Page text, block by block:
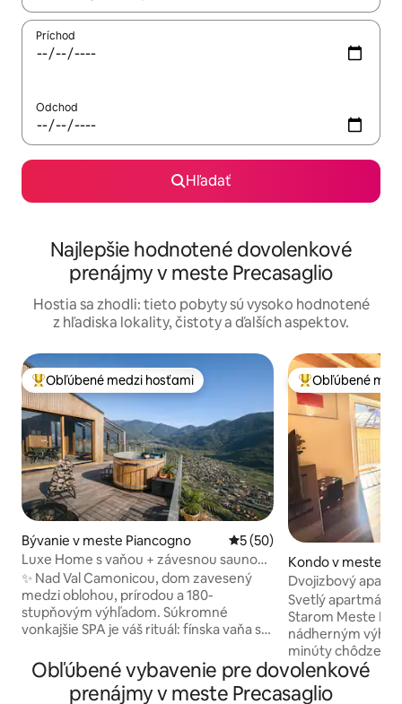
Príchod
Odchod
Hľadať
Najlepšie hodnotené dovolenkové
prenájmy v meste Precasaglio
Hostia sa zhodli: tieto pobyty sú vysoko hodnotené
z hľadiska lokality, čistoty a ďalších aspektov.
Najobľúbenejšie medzi hosťami
Obľúbené medzi hosťami
Bývanie v meste Piancogno Priemerné ohodnotenie 5
5 (50)
Luxe Home s vaňou + závesnou saunou
v horách
✨ Nad Val Camonicou, dom zavesený
medzi oblohou, prírodou a 180-
stupňovým výhľadom. Súkromné
vonkajšie SPA je váš rituál: fínska vaňa s
drevom a horúca sprcha pod hviezdami.
🛏️ Apartmán s veľkou manželskou
posteľou + dvojlôžko na medziposchodí,
Najobľúbenejšie
Obľúbené
Kondo v meste
no
Dvojizbový
centre
Svetlý apartmán
Starom Meste
nádherným
minúty chôdze
5 minút chôdze
bezplatné
Obľúbené vybavenie pre dovolenkové
prenájmy v meste Precasaglio